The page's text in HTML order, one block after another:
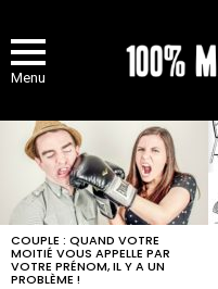
Menu
MOST
VIEWED
STORIES
COUPLE : QUAND VOTRE
MOITIÉ VOUS APPELLE PAR
VOTRE PRÉNOM, IL Y A UN
PROBLÈME !